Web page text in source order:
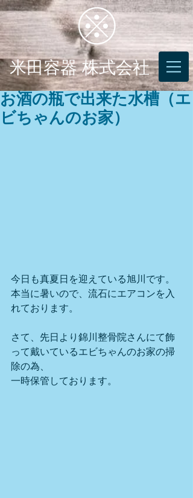
米田容器 株式会社
お酒の瓶で出来た水槽（エ
ビちゃんのお家）
今日も真夏日を迎えている旭川です。
本当に暑いので、流石にエアコンを入
れております。
さて、先日より錦川整骨院さんにて飾
って戴いているエビちゃんのお家の掃
除の為、
一時保管しております。